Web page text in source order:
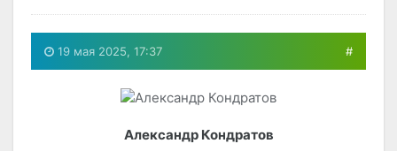
19 мая 2025, 17:37 #
Александр Кондратов